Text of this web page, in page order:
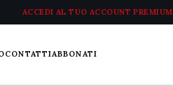
ACCEDI AL TUO ACCOUNT PREMIUM
CONTATTIABBONATI